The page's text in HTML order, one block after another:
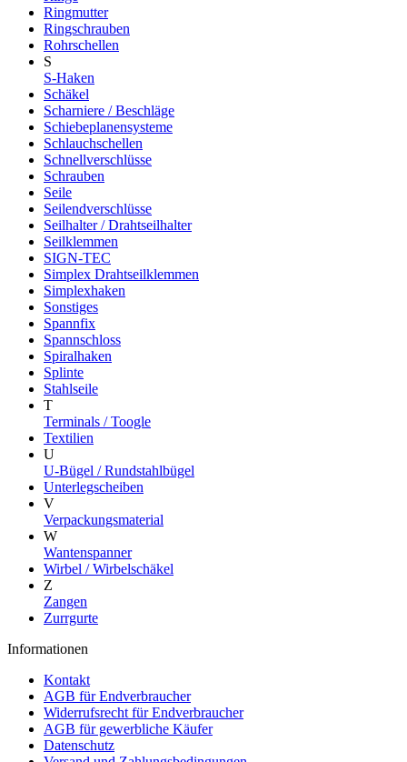
Ringmutter
Ringschrauben
Rohrschellen
S
S-Haken
Schäkel
Scharniere / Beschläge
Schiebeplanensysteme
Schlauchschellen
Schnellverschlüsse
Schrauben
Seile
Seilendverschlüsse
Seilhalter / Drahtseilhalter
Seilklemmen
SIGN-TEC
Simplex Drahtseilklemmen
Simplexhaken
Sonstiges
Spannfix
Spannschloss
Spiralhaken
Splinte
Stahlseile
T
Terminals / Toogle
Textilien
U
U-Bügel / Rundstahlbügel
Unterlegscheiben
V
Verpackungsmaterial
W
Wantenspanner
Wirbel / Wirbelschäkel
Z
Zangen
Zurrgurte
Informationen
Kontakt
AGB für Endverbraucher
Widerrufsrecht für Endverbraucher
AGB für gewerbliche Käufer
Datenschutz